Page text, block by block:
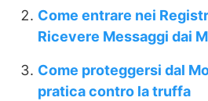
Come entrare nei
Ricevere Messaggi dai
Come proteggersi dal
pratica contro la truffa